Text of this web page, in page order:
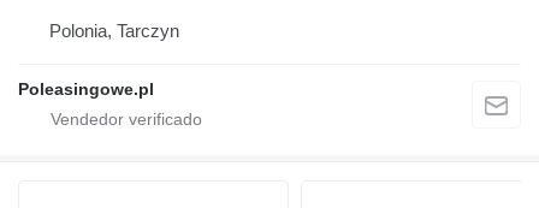
Polonia, Tarczyn
Poleasingowe.pl